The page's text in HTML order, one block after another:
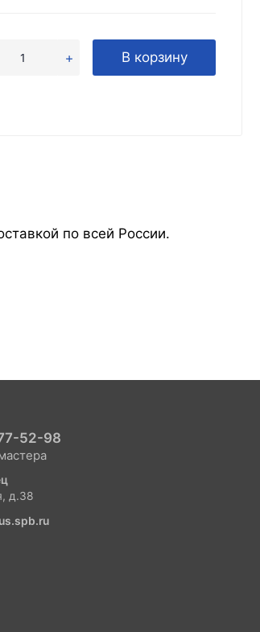
В корзину
по всей России.
52-98
д.38